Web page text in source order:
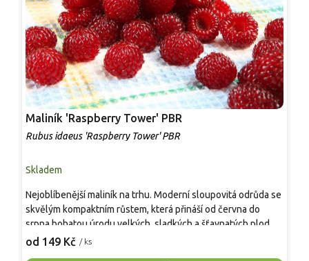
Maliník 'Raspberry Tower' PBR
Rubus idaeus 'Raspberry Tower' PBR
Skladem
od 149 Kč / ks
Nejoblíbenější maliník na trhu. Moderní sloupovitá odrůda se
skvělým kompaktním růstem, která přináší od června do
srpna bohatou úrodu velkých, sladkých a šťavnatých plodů.
Pevné vzpřímené výhony tvoří elegantní habitus bez